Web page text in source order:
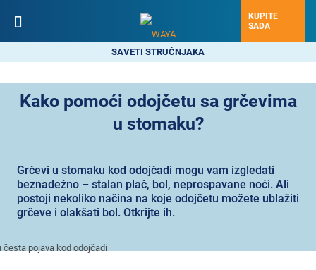
KUPITE
SADA
SAVETI STRUČNJAKA
Kako pomoći odojčetu sa grčevima
u stomaku?
Grčevi u stomaku kod odojčadi mogu vam izgledati
beznadežno – stalan plač, bol, neprospavane noći. Ali
postoji nekoliko načina na koje odojčetu možete ublažiti
grčeve i olakšati bol. Otkrijte ih.